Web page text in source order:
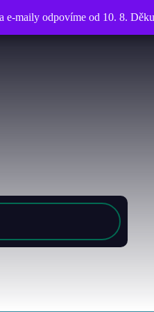
maily odpovíme od 10. 8.
maily odpovíme od 10. 8.